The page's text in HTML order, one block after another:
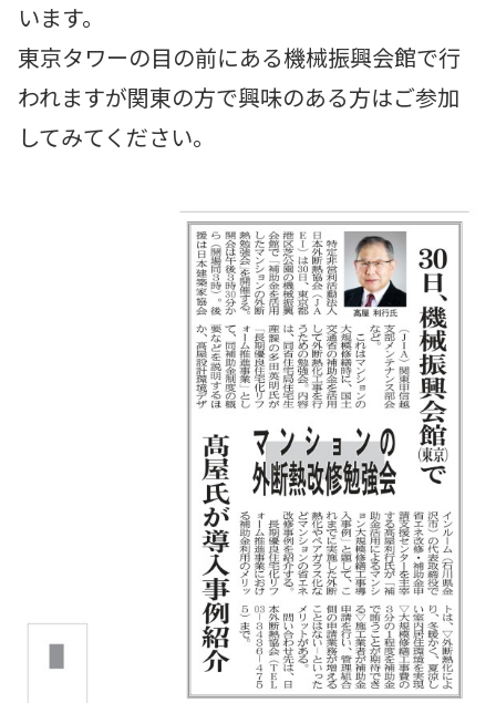
います。
東京タワーの目の前にある機械振興会館で行
われますが関東の方で興味のある方はご参加
してみてください。